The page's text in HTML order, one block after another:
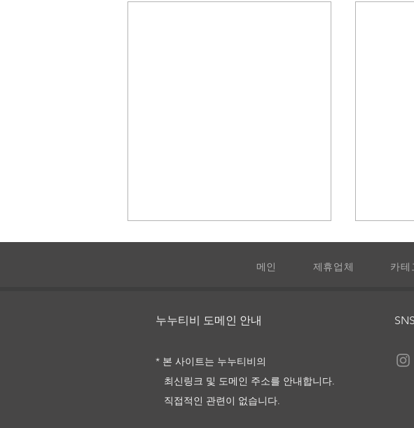
핀란
메인 제휴업체 카테
누누티비 도메인 안내
* 본 사이트는 누누티비의
최신링크 및 도메인 주소를 안내합니다.
직접적인 관련이 없습니다.
SNS